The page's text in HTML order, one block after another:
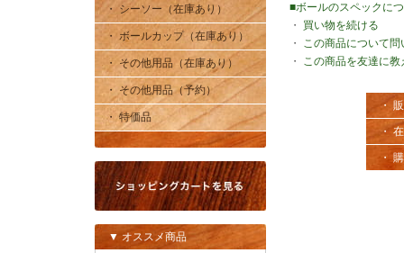
・ シーソー（在庫あり）
・ ボールカップ（在庫あり）
・ その他用品（在庫あり）
・ その他用品（予約）
・ 特価品
▼ オススメ商品
■ボールのスペックに
・ 買い物を続ける
・ この商品について問
・ この商品を友達に教
・
・
・